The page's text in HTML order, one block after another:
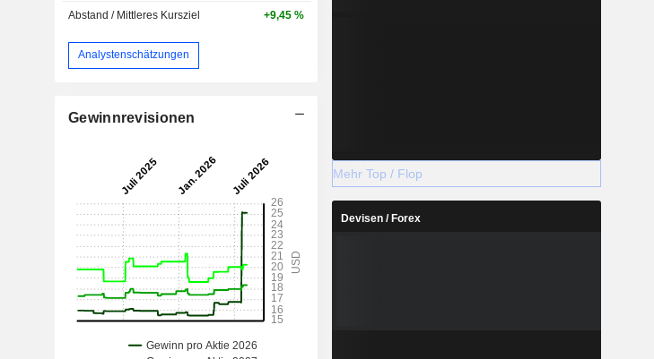
Abstand / Mittleres Kursziel +9,45 %
Analystenschätzungen
Gewinnrevisionen
Mehr Top / Flop
Devisen / Forex